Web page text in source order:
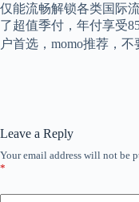
仅能流畅解锁各类国际
了超值季付，年付享受
户首选，momo推荐，
Leave a Reply
Your email address will not be
*